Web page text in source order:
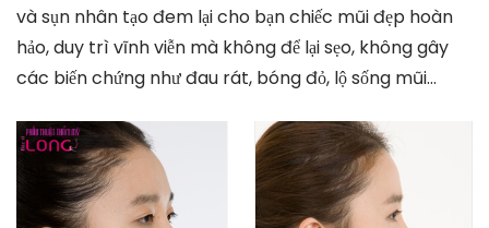
và sụn nhân tạo đem lại cho bạn chiếc mũi đẹp hoàn
hảo, duy trì vĩnh viễn mà không để lại sẹo, không gây
các biến chứng như đau rát, bóng đỏ, lộ sống mũi…